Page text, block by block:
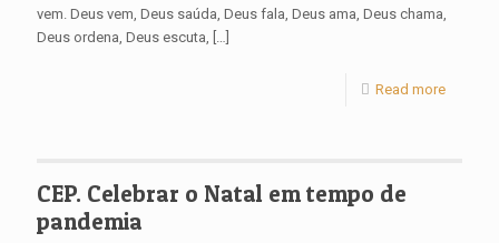
vem. Deus vem, Deus saúda, Deus fala, Deus ama, Deus chama,
Deus ordena, Deus escuta, […]
Read more
CEP. Celebrar o Natal em tempo de
pandemia